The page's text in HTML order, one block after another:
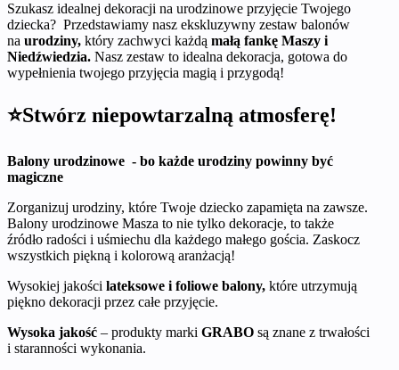
Szukasz idealnej dekoracji na urodzinowe przyjęcie Twojego
dziecka? Przedstawiamy nasz ekskluzywny zestaw balonów
na urodziny, który zachwyci każdą małą fankę Maszy i
Niedźwiedzia. Nasz zestaw to idealna dekoracja, gotowa do
wypełnienia twojego przyjęcia magią i przygodą!
⭐Stwórz niepowtarzalną atmosferę!
Balony urodzinowe - bo każde urodziny powinny być
magiczne
Zorganizuj urodziny, które Twoje dziecko zapamięta na zawsze.
Balony urodzinowe Masza to nie tylko dekoracje, to także
źródło radości i uśmiechu dla każdego małego gościa. Zaskocz
wszystkich piękną i kolorową aranżacją!
Wysokiej jakości lateksowe i foliowe balony, które utrzymują
piękno dekoracji przez całe przyjęcie.
Wysoka jakość – produkty marki GRABO są znane z trwałości
i staranności wykonania.